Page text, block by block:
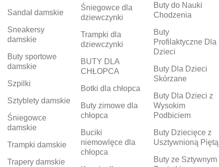
Sandał damskie
Sneakersy
damskie
Buty sportowe
damskie
Szpilki
Sztyblety damskie
Śniegowce
damskie
Trampki damskie
Trapery damskie
Śniegowce dla
dziewczynki
Trampki dla
dziewczynki
BUTY DLA
CHŁOPCA
Botki dla chłopca
Buty zimowe dla
chłopca
Buciki
niemowlęce dla
chłopca
Buty do Nauki
Chodzenia
Buty
Profilaktyczne Dla
Dzieci
Buty Dla Dzieci
Skórzane
Buty Dla Dzieci z
Wysokim
Podbiciem
Buty Dziecięce z
Usztywnioną Piętą
Buty ze Sztywnym